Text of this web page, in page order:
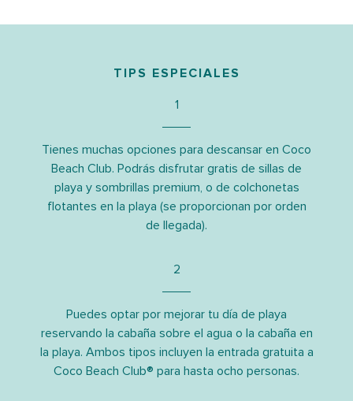
TIPS ESPECIALES
1
Tienes muchas opciones para descansar en Coco
Beach Club. Podrás disfrutar gratis de sillas de
playa y sombrillas premium, o de colchonetas
flotantes en la playa (se proporcionan por orden
de llegada).
2
Puedes optar por mejorar tu día de playa
reservando la cabaña sobre el agua o la cabaña en
la playa. Ambos tipos incluyen la entrada gratuita a
Coco Beach Club® para hasta ocho personas.